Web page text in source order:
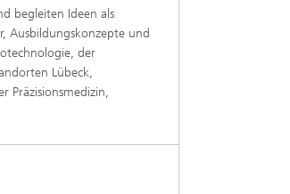
begleiten Ideen als
Ausbildungskonzepte und
der
Lübeck,
Präzisionsmedizin,